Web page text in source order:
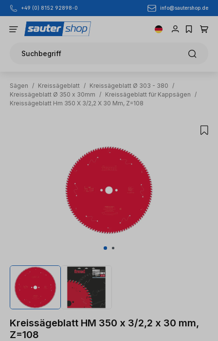
Zum Hauptinhalt springen
+49 (0) 8152 92898-0 info@sautershop.de
Suchbegriff
Sägen / Kreissägeblatt / Kreissägeblatt Ø 303 - 380
/
Kreissägeblatt Ø 350 x 30mm
/ Kreissägeblatt für Kappsägen
/
Kreissägeblatt Hm 350 X 3/2,2 X 30 Mm, Z=108
Kreissägeblatt HM 350 x 3/2,2 x 30 mm,
Z=108